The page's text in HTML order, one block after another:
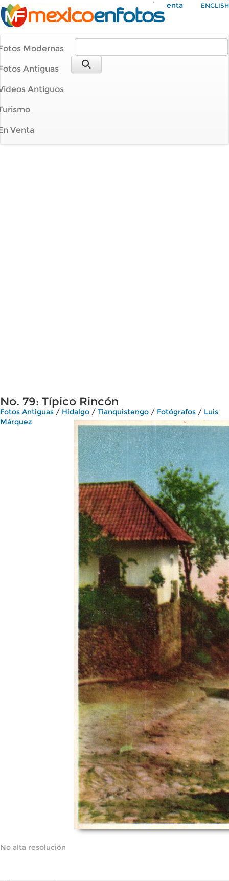
Mi Cuenta ENGLISH
Modernas
Antiguas
Antiguos
Venta
No. 79: Típico Rincón
Fotos Antiguas / Hidalgo / Tianquistengo / Fotógrafos / Luis
Márquez
No alta resolución